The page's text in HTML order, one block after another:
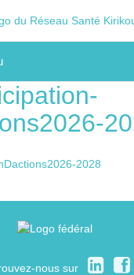
2028
nous sur